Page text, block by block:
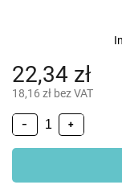
22,34 zł
18,16 zł bez VAT
+
−